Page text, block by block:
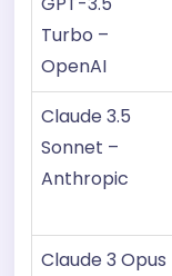
Turbo –
OpenAI
Claude 3.5
Sonnet –
Anthropic
Claude 3 Opus